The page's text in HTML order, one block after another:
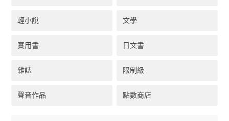
輕小說 文學
實用書 日文書
雜誌 限制級
聲音作品 點數商店